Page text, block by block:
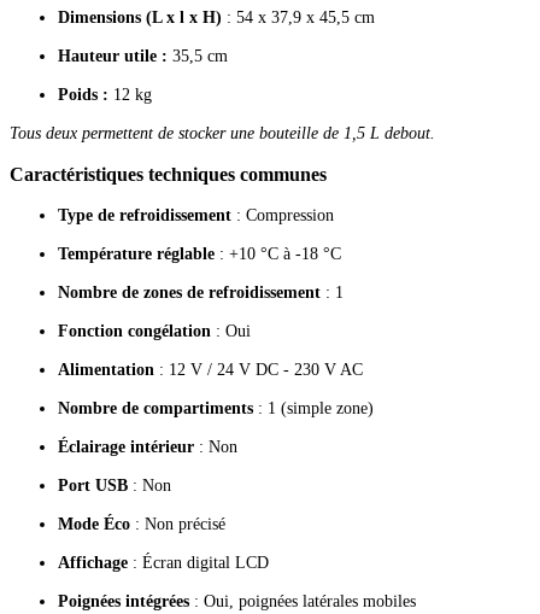
Dimensions (L x l x H) : 54 x 37,9 x 45,5 cm
Hauteur utile : 35,5 cm
Poids : 12 kg
Tous deux permettent de stocker une bouteille de 1,5 L debout.
Caractéristiques techniques communes
Type de refroidissement : Compression
Température réglable : +10 °C à -18 °C
Nombre de zones de refroidissement : 1
Fonction congélation : Oui
Alimentation : 12 V / 24 V DC - 230 V AC
Nombre de compartiments : 1 (simple zone)
Éclairage intérieur : Non
Port USB : Non
Mode Éco : Non précisé
Affichage : Écran digital LCD
Poignées intégrées : Oui, poignées latérales mobiles